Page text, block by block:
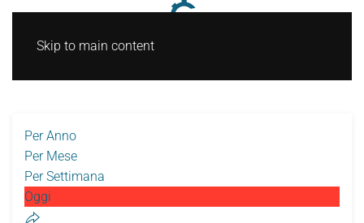
Skip to main content
Per Anno
Per Mese
Per Settimana
Oggi